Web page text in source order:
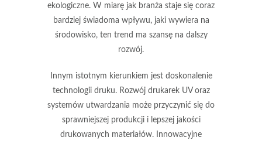
ekologiczne. W miarę jak branża staje się coraz
bardziej świadoma wpływu, jaki wywiera na
środowisko, ten trend ma szansę na dalszy
rozwój.
Innym istotnym kierunkiem jest doskonalenie
technologii druku. Rozwój drukarek UV oraz
systemów utwardzania może przyczynić się do
sprawniejszej produkcji i lepszej jakości
drukowanych materiałów. Innowacyjne